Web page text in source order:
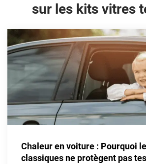
Changan
Chevrolet
Chrysler
Cupra
Daewoo
sur les kits vitres
Chaleur en voiture : Pourquoi
classiques ne protègent pas